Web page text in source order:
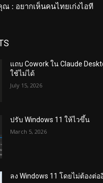
: อยากเห็นคนไทยเก่งไอที
แถบ Cowork ใน Claude
ใช้ไม่ได้
July 15, 2026
ปรับ Windows 11 ให้ไวขึ้น
March 5, 2026
ลง Windows 11 โดยไม่ต้องต่อ